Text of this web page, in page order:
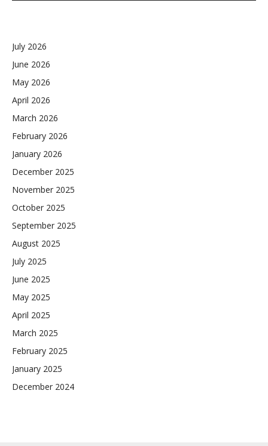
July 2026
June 2026
May 2026
April 2026
March 2026
February 2026
January 2026
December 2025
November 2025
October 2025
September 2025
August 2025
July 2025
June 2025
May 2025
April 2025
March 2025
February 2025
January 2025
December 2024